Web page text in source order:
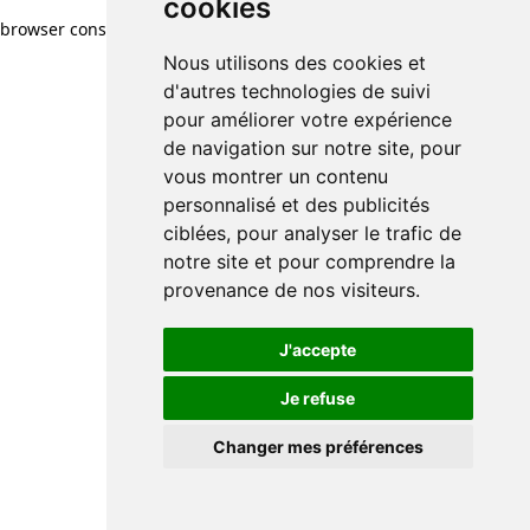
cookies
Nous utilisons des cookies et
d'autres technologies de suivi
pour améliorer votre expérience
de navigation sur notre site, pour
vous montrer un contenu
personnalisé et des publicités
ciblées, pour analyser le trafic de
notre site et pour comprendre la
provenance de nos visiteurs.
J'accepte
Je refuse
Changer mes préférences
browser console for more information)